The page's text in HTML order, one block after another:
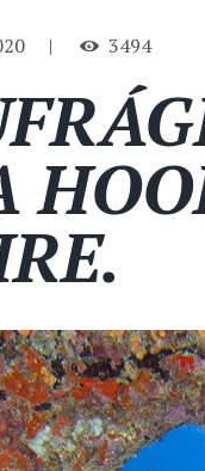
3494